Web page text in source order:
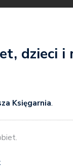
dzieci i
Księgarnia.